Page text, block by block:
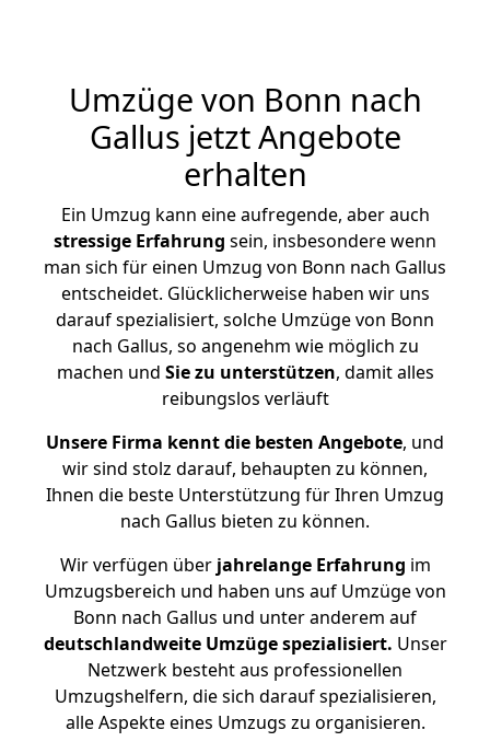
Umzüge von Bonn nach
Gallus jetzt Angebote
erhalten
Ein Umzug kann eine aufregende, aber auch
stressige Erfahrung sein, insbesondere wenn
man sich für einen Umzug von Bonn nach Gallus
entscheidet. Glücklicherweise haben wir uns
darauf spezialisiert, solche Umzüge von Bonn
nach Gallus, so angenehm wie möglich zu
machen und Sie zu unterstützen, damit alles
reibungslos verläuft
Unsere Firma kennt die besten Angebote, und
wir sind stolz darauf, behaupten zu können,
Ihnen die beste Unterstützung für Ihren Umzug
nach Gallus bieten zu können.
Wir verfügen überjahrelange Erfahrung im
Umzugsbereich und haben uns auf Umzüge von
Bonn nach Gallus und unter anderem auf
deutschlandweite Umzüge spezialisiert. Unser
Netzwerk besteht aus professionellen
Umzugshelfern, die sich darauf spezialisieren,
alle Aspekte eines Umzugs zu organisieren.